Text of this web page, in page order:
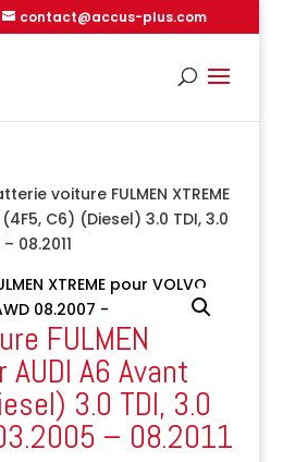
contact@accus-plus.com
voiture FULMEN XTREME
C6) (Diesel) 3.0 TDI, 3.0
08.2011
FULMEN
AUDI A6 Avant
3.0 TDI, 3.0
– 08.2011